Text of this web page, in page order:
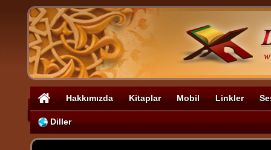
Hakkımızda Kitaplar Mobil Linkler
Diller